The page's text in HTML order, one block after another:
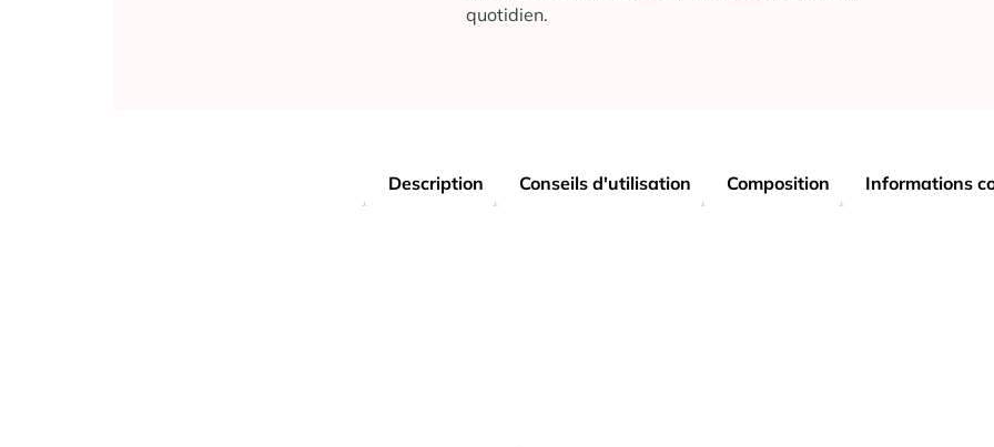
quotidien.
Description Conseils d'utilisation Composition Informations